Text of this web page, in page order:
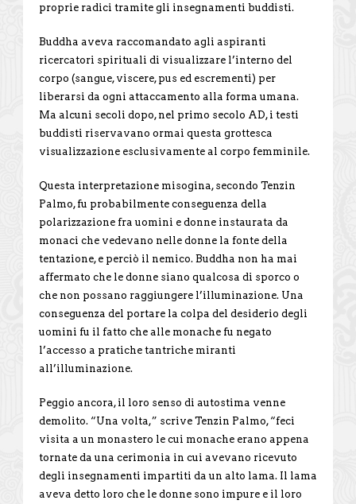
proprie radici tramite gli insegnamenti buddisti.
Buddha aveva raccomandato agli aspiranti
ricercatori spirituali di visualizzare l’interno del
corpo (sangue, viscere, pus ed escrementi) per
liberarsi da ogni attaccamento alla forma umana.
Ma alcuni secoli dopo, nel primo secolo AD, i testi
buddisti riservavano ormai questa grottesca
visualizzazione esclusivamente al corpo femminile.
Questa interpretazione misogina, secondo Tenzin
Palmo, fu probabilmente conseguenza della
polarizzazione fra uomini e donne instaurata da
monaci che vedevano nelle donne la fonte della
tentazione, e perciò il nemico. Buddha non ha mai
affermato che le donne siano qualcosa di sporco o
che non possano raggiungere l’illuminazione. Una
conseguenza del portare la colpa del desiderio degli
uomini fu il fatto che alle monache fu negato
l’accesso a pratiche tantriche miranti
all’illuminazione.
Peggio ancora, il loro senso di autostima venne
demolito. “Una volta,” scrive Tenzin Palmo, “feci
visita a un monastero le cui monache erano appena
tornate da una cerimonia in cui avevano ricevuto
degli insegnamenti impartiti da un alto lama. Il lama
aveva detto loro che le donne sono impure e il loro